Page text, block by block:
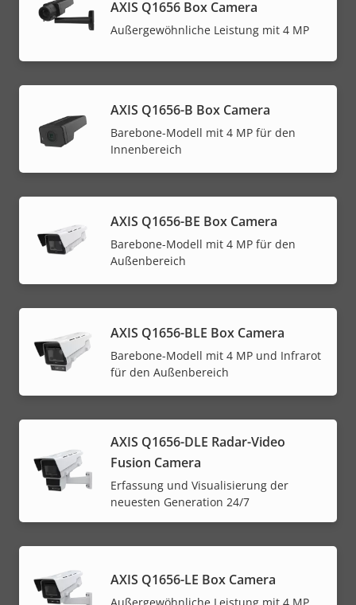
AXIS Q1656 Box Camera
Außergewöhnliche Leistung mit 4 MP
AXIS Q1656-B Box Camera
Barebone-Modell mit 4 MP für den
Innenbereich
AXIS Q1656-BE Box Camera
Barebone-Modell mit 4 MP für den
Außenbereich
AXIS Q1656-BLE Box Camera
Barebone-Modell mit 4 MP und Infrarot
für den Außenbereich
AXIS Q1656-DLE Radar-Video
Fusion Camera
Erfassung und Visualisierung der
neuesten Generation 24/7
AXIS Q1656-LE Box Camera
Außergewöhnliche Leistung mit 4 MP